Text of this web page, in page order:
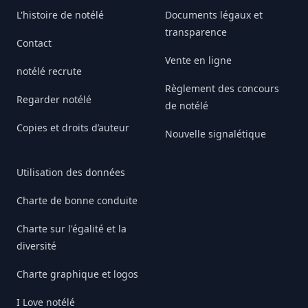
L'histoire de notélé
Contact
notélé recrute
Regarder notélé
Copies et droits d’auteur
Utilisation des données
Charte de bonne conduite
Charte sur l'égalité et la
diversité
Charte graphique et logos
I Love notélé
Documents légaux et
transparence
Vente en ligne
Règlement des concours
de notélé
Nouvelle signalétique